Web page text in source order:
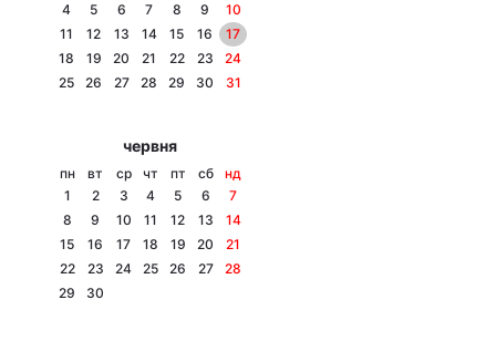
Спорт
Техно і зв'язок
Цікавинки
Екологія
4
5 6 7 8 9
10
11
12 13 14 15 16
17
18
19 20 21 22 23
24
25
26 27 28 29 30 31
червня
пн вт ср чт пт сб
нд
1
2 3 4 5 6
7
8
9 10 11 12 13
14
15
16 17 18 19 20
21
22
23 24 25 26 27
28
29
30